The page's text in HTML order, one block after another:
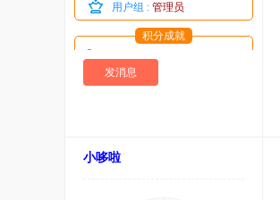
分
用户组 : 管理员
积分成就
威望 : 1 点
糖 : 543 个
贡献 : 35708 点
发消息
小哆啦